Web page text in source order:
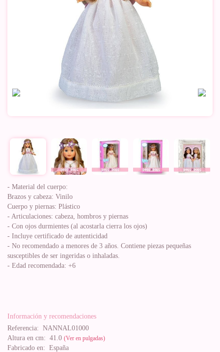
- Material del cuerpo:
Brazos y cabeza: Vinilo
Cuerpo y piernas: Plástico
- Articulaciones: cabeza, hombros y piernas
- Con ojos durmientes (al acostarla cierra los ojos)
- Incluye certificado de autenticidad
- No recomendado a menores de 3 años. Contiene piezas pequeñas
susceptibles de ser ingeridas o inhaladas.
- Edad recomendada: +6
Información y recomendaciones
Referencia: NANNAL01000
Altura en cm: 41.0 (Ver en pulgadas)
Fabricado en: España